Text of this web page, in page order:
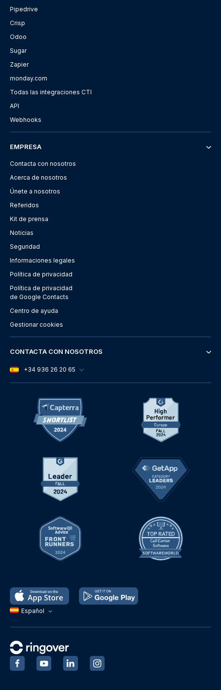
Español
Pipedrive
Crisp
Odoo
Sugar
Zapier
monday.com
Todas las integraciones CTI
API
Webhooks
EMPRESA
Contacta con nosotros
Acerca de nosotros
Únete a nosotros
Referidos
Kit de prensa
Noticias
Seguridad
Informaciones legales
Política de privacidad
Política de privacidad
de Google Contacts
Centro de ayuda
Gestionar cookies
CONTACTA CON NOSOTROS
+34 936 26 20 65